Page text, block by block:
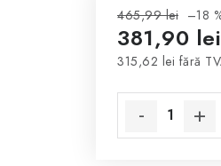
465,99 lei –18
381,90 lei
315,62 lei fără